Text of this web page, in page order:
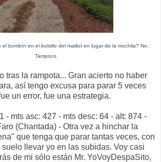
bombín en el bolsillo del maillot en lugar de la mochila? No.
Tampoco.
tras la rampota... Gran acierto no haber
así tengo excusa para parar 5 veces
un error, fue una estrategia.
- mts asc: 427 - mts desc: 64 - alt: 874 -
(Chantada) - Otra vez a hinchar la
que tenga que parar tantas veces, con
llevar yo en las subidas. Voy casi
de mi sólo están Mr. YoVoyDespaSito,